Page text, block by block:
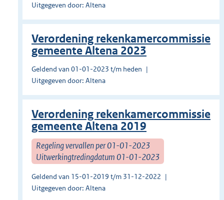
Uitgegeven door: Altena
Verordening rekenkamercommissie
gemeente Altena 2023
Geldend van 01-01-2023 t/m heden
Uitgegeven door: Altena
Verordening rekenkamercommissie
gemeente Altena 2019
Regeling vervallen per 01-01-2023
Uitwerkingtredingdatum 01-01-2023
Geldend van 15-01-2019 t/m 31-12-2022
Uitgegeven door: Altena